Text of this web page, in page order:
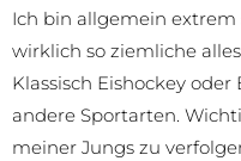
Ich bin allgemein
wirklich so ziemliche
Klassisch Eishockey
andere Sportarten.
meiner Jungs zu